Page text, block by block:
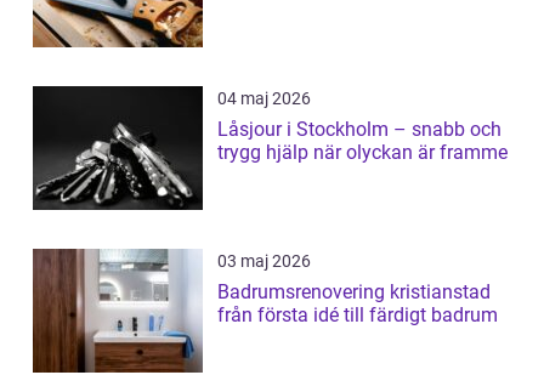
04 maj 2026
Låsjour i Stockholm – snabb och
trygg hjälp när olyckan är framme
03 maj 2026
Badrumsrenovering kristianstad
från första idé till färdigt badrum